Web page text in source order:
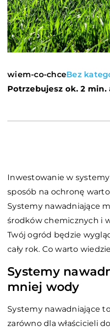
wiem-co-chceBez
Potrzebujesz ok. 2
Inwestowanie w
sposób na ochronę
Systemy nawadniające
środków chemicznych i
Twój ogród będzie
cały rok. Co warto
Systemy
mniej wody
Systemy nawadniające
zarówno dla właścicieli